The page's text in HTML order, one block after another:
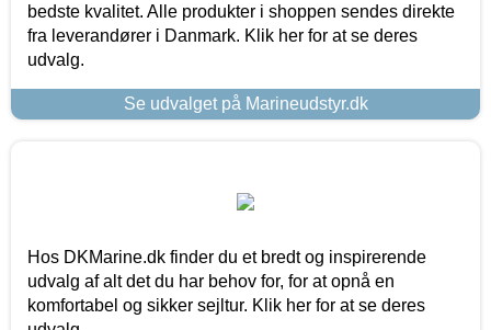
bedste kvalitet. Alle produkter i shoppen sendes direkte
fra leverandører i Danmark. Klik her for at se deres
udvalg.
Se udvalget på Marineudstyr.dk
Hos DKMarine.dk finder du et bredt og inspirerende
udvalg af alt det du har behov for, for at opnå en
komfortabel og sikker sejltur. Klik her for at se deres